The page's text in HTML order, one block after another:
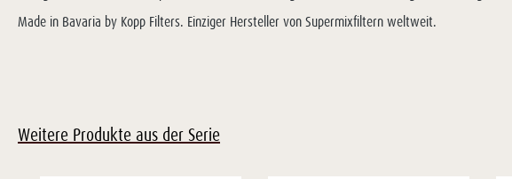
Made in Bavaria by Kopp Filters. Einziger Hersteller von Supermixfiltern weltweit.
Weitere Produkte aus der Serie